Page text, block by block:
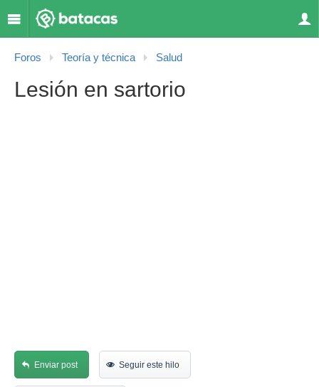
Foros Teoría y técnica Salud
Lesión en sartorio
Enviar post Seguir este hilo